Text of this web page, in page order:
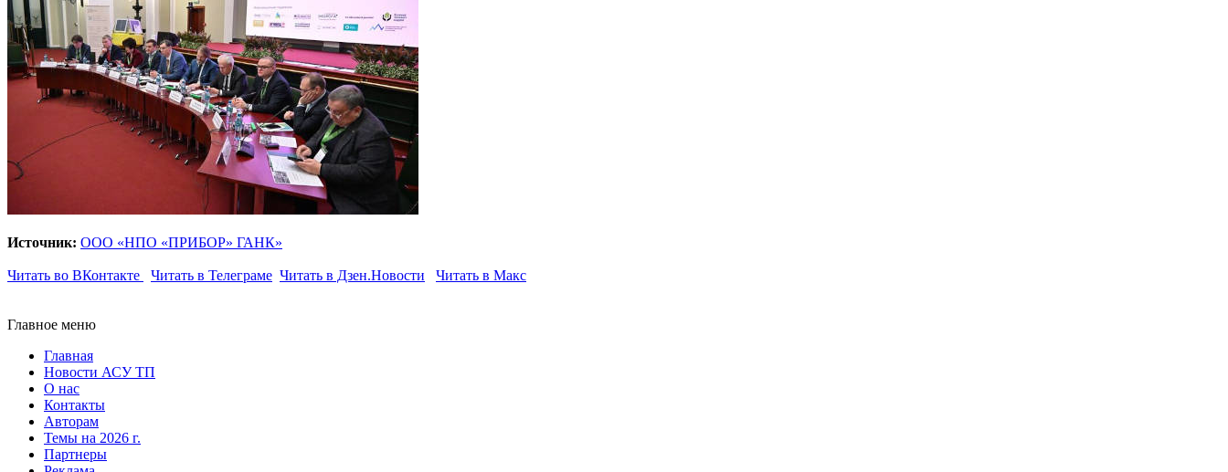
Источник: ООО «НПО «ПРИБОР» ГАНК»
Читать во ВКонтакте Читать в Телеграме Читать в Дзен.Новости Читать в Макс
Главное меню
Главная
Новости АСУ ТП
О нас
Контакты
Авторам
Темы на 2026 г.
Партнеры